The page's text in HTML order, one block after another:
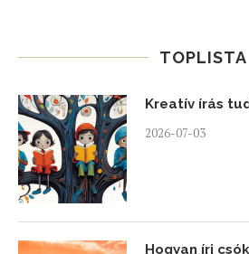
TOPLISTA
Kreatív írás
2026-07-03
Hogyan írj